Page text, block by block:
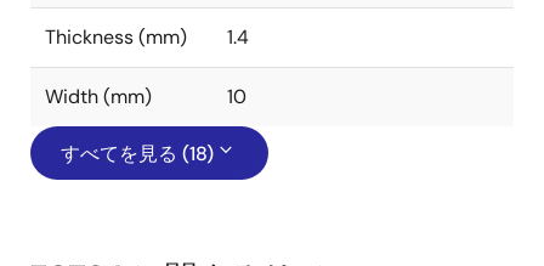
Thickness (mm) 1.4
Width (mm) 10
すべてを見る (18)